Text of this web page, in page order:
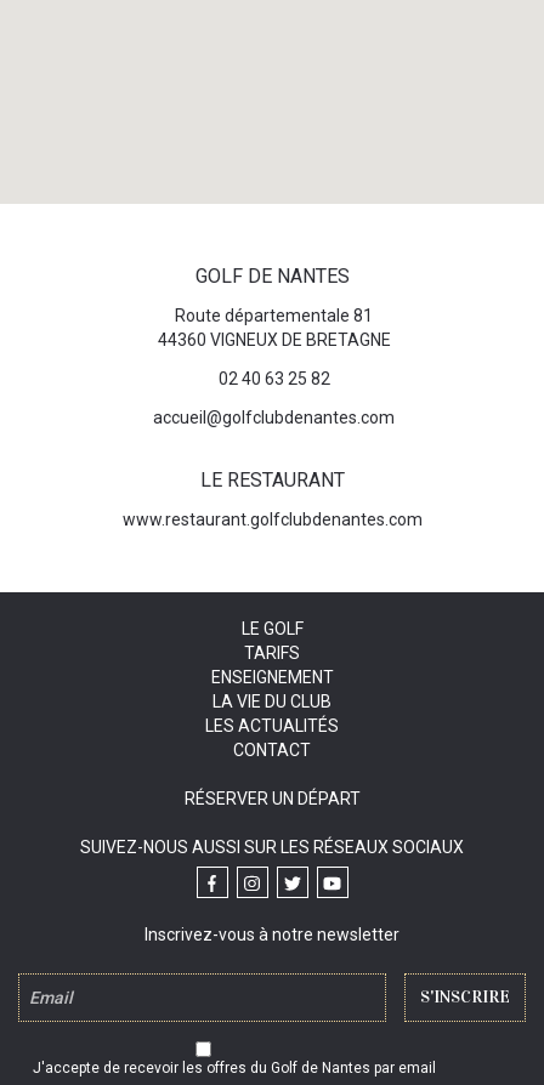
GOLF DE NANTES
Route départementale 81
44360 VIGNEUX DE BRETAGNE
02 40 63 25 82
accueil@golfclubdenantes.com
LE RESTAURANT
www.restaurant.golfclubdenantes.com
LE GOLF
TARIFS
ENSEIGNEMENT
LA VIE DU CLUB
LES ACTUALITÉS
CONTACT
RÉSERVER UN DÉPART
SUIVEZ-NOUS AUSSI SUR LES RÉSEAUX SOCIAUX
Inscrivez-vous à notre newsletter
J'accepte de recevoir les offres du Golf de Nantes par email